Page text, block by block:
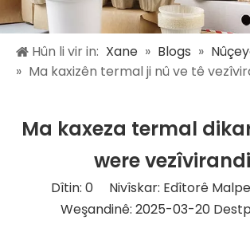
Hûn li vir in: Xane » Blogs »
» Ma kaxizên termal ji nû ve tê
Ma kaxeza termal
were
Dîtin: 0 Nivîskar: Edîtorê
Weşandinê: 2025-03-20